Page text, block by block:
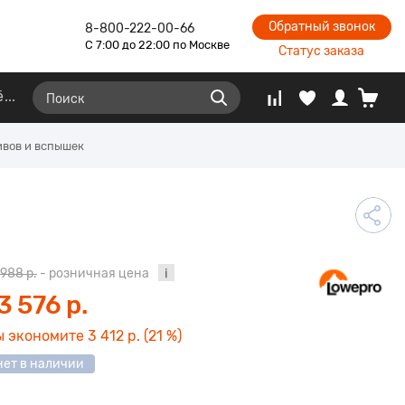
8-800-222-00-66
С 7:00 до 22:00 по Москве
Обратный звонок
Статус заказа
и вспышек
р. - розничная цена
576 р.
экономите 3 412 р. (21 %)
в наличии